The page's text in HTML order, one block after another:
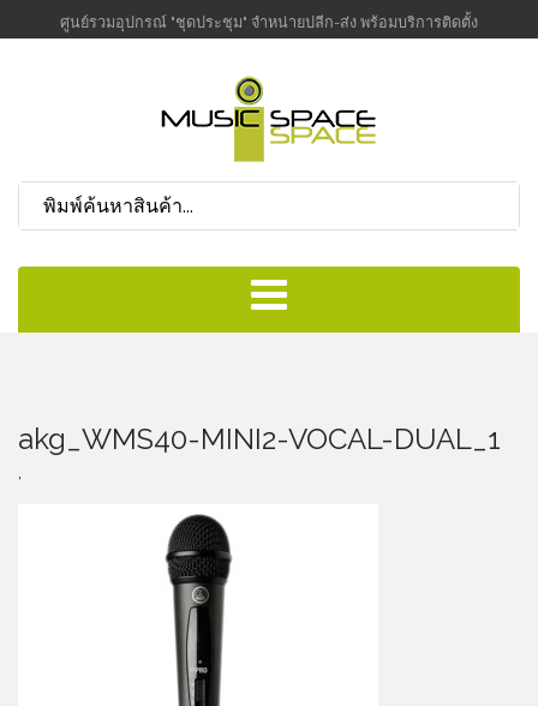
ศูนย์รวมอุปกรณ์ "ชุดประชุม" จำหน่ายปลีก-ส่ง พร้อมบริการติดตั้ง
akg_WMS40-MINI2-VOCAL-DUAL_1